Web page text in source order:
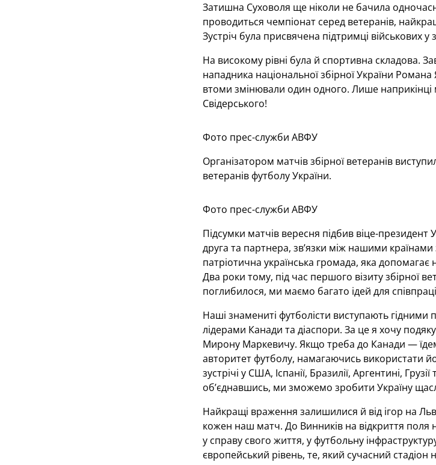
Затишна Суховоля ще ніколи не бачила
проводиться чемпіонат серед ветеранів,
Зустріч була присвячена підтримці військових у
На високому рівні була й спортивна складова.
нападника національної збірної України
втоми змінювали один одного. Лише наприкінці
Свідерського!
Фото прес-служби АВФУ
Організатором матчів збірної ветеранів
ветеранів футболу України.
Фото прес-служби АВФУ
Підсумки матчів вересня підбив віце-
друга та партнера, зв’язки між нашими
патріотична українська громада, яка
Два роки тому, під час першого візиту збірної
поглибилося, ми маємо багато ідей для
Наші знамениті футболісти виступають гідними
лідерами Канади та діаспори. За це я хочу
Мирону Маркевичу. Якщо треба до Канади —
авторитет футболу, намагаючись використати
зустрічі у США, Іспанії, Бразилії, Аргентині,
об’єднавшись, ми зможемо зробити Україну
Найкращі враження залишилися й від ігор на
кожен наш матч. До Винників на відкриття
у справу свого життя, у футбольну
європейський рівень, те, який сучасний